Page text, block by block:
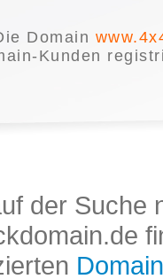
Domain
Kunden
der Suche